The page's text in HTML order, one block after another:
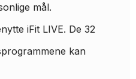
mål.
iFit LIVE. De 32
kan